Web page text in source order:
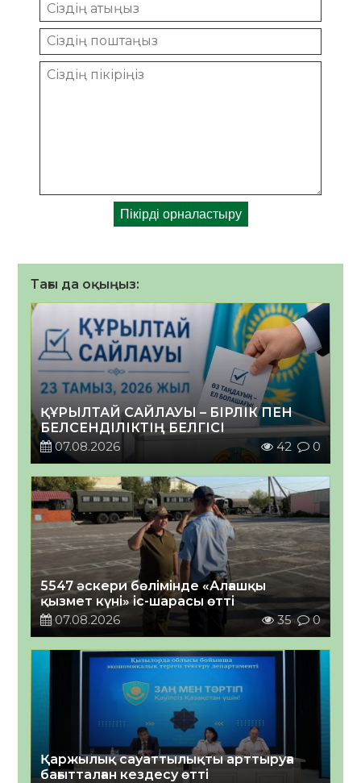
Тағы да оқыңыз:
ҚҰРЫЛТАЙ САЙЛАУЫ – БІРЛІК ПЕН
БЕЛСЕНДІЛІКТІҢ БЕЛГІСІ
07.08.2026
42 0
5547 әскери бөлімінде «Алғашқы
қызмет күні» іс-шарасы өтті
07.08.2026
35 0
Қаржылық сауаттылықты арттыруға
бағытталған кездесу өтті